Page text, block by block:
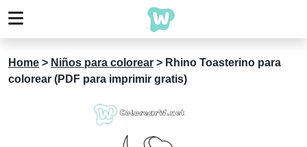
Home > Niños para colorear > Rhino Toasterino para
colorear (PDF para imprimir gratis)